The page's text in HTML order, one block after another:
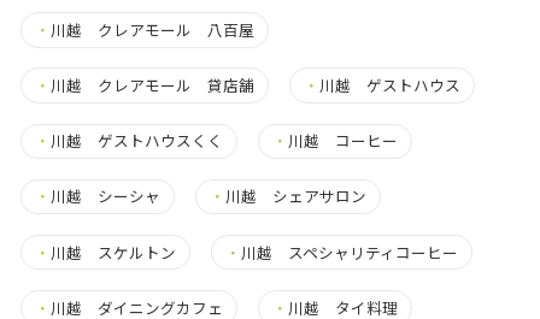
・ 川越 クレアモール 八百屋
・ 川越 クレアモール 貸店舗 ・ 川越 ゲストハウス
・ 川越 ゲストハウスくく ・ 川越 コーヒー
・ 川越 シーシャ ・ 川越 シェアサロン
・ 川越 スケルトン ・ 川越 スペシャリティコーヒー
・ 川越 ダイニングカフェ ・ 川越 タイ料理